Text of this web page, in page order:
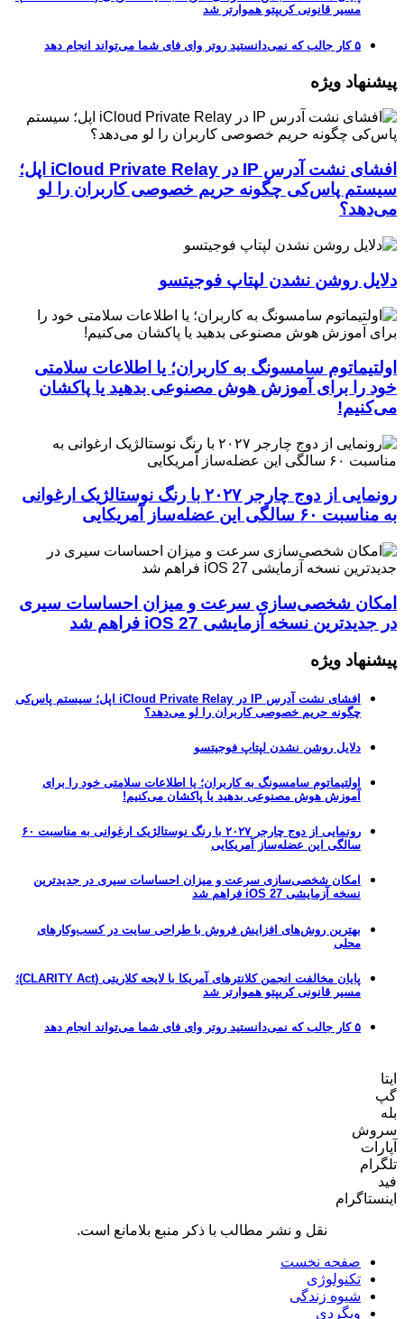
مسیر قانونی کریپتو هموارتر شد
۵ کار جالب که نمی‌دانستید روتر وای فای شما می‌تواند انجام دهد
پیشنهاد ویژه
افشای نشت آدرس IP در iCloud Private Relay اپل؛
سیستم پاس‌کی چگونه حریم خصوصی کاربران را لو
می‌دهد؟
دلایل روشن نشدن لپتاپ فوجیتسو
اولتیماتوم سامسونگ به کاربران؛ یا اطلاعات سلامتی
خود را برای آموزش هوش مصنوعی بدهید یا پاکشان
می‌کنیم!
رونمایی از دوج چارجر ۲۰۲۷ با رنگ نوستالژیک ارغوانی
به مناسبت ۶۰ سالگی این عضله‌ساز آمریکایی
امکان شخصی‌سازی سرعت و میزان احساسات سیری
در جدیدترین نسخه آزمایشی iOS 27 فراهم شد
پیشنهاد ویژه
افشای نشت آدرس IP در iCloud Private Relay اپل؛ سیستم پاس‌کی
چگونه حریم خصوصی کاربران را لو می‌دهد؟
دلایل روشن نشدن لپتاپ فوجیتسو
اولتیماتوم سامسونگ به کاربران؛ یا اطلاعات سلامتی خود را برای
آموزش هوش مصنوعی بدهید یا پاکشان می‌کنیم!
رونمایی از دوج چارجر ۲۰۲۷ با رنگ نوستالژیک ارغوانی به مناسبت ۶۰
سالگی این عضله‌ساز آمریکایی
امکان شخصی‌سازی سرعت و میزان احساسات سیری در جدیدترین
نسخه آزمایشی iOS 27 فراهم شد
بهترین روش‌های افزایش فروش با طراحی سایت در کسب‌وکارهای
محلی
پایان مخالفت انجمن کلانترهای آمریکا با لایحه کلاریتی (CLARITY Act)؛
مسیر قانونی کریپتو هموارتر شد
۵ کار جالب که نمی‌دانستید روتر وای فای شما می‌تواند انجام دهد
ایتا
گپ
بله
سروش
آپارات
تلگرام
فید
اینستاگرام
نقل و نشر مطالب با ذکر منبع بلامانع است.
صفحه نخست
تکنولوژی
شیوه زندگی
وبگردی